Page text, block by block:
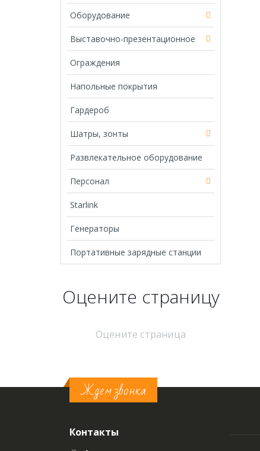
Оборудование
Выставочно-презентационное
Ограждения
Напольные покрытия
Гардероб
Шатры, зонты
Развлекательное оборудование
Персонал
Starlink
Генераторы
Портативные зарядные станции
Оцените страницу
Оцените страница
Ждем звонка
Контакты